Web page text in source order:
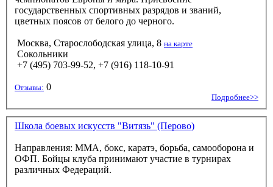
государственных спортивных разрядов и званий,
цветных поясов от белого до черного.
Москва, Старослободская улица, 8 на карте
Сокольники
+7 (495) 703-99-52, +7 (916) 118-10-91
Отзывы: 0
Подробнее>>
Школа боевых искусств "Витязь" (Перово)
Направления: MMA, бокс, каратэ, борьба, самооборона и
ОФП. Бойцы клуба принимают участие в турнирах
различных Федераций.